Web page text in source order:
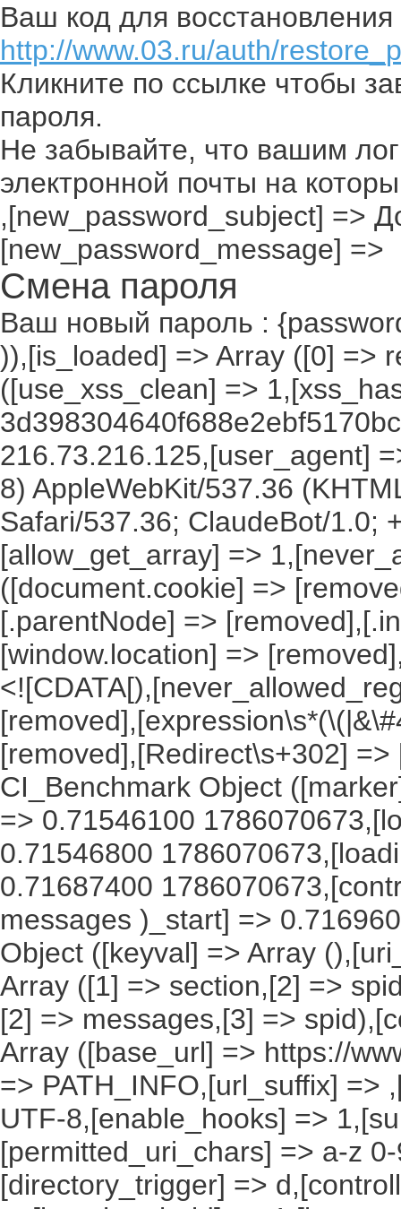
Ваш код для восстановления
http://www.03.ru/auth/
Кликните по ссылке чтобы
пароля.
Не забывайте, что вашим
электронной почты на
,[new_password_subject] =>
[new_password_message] =>
Смена пароля
Ваш новый пароль :
)),[is_loaded] => Array ([0] =>
([use_xss_clean] =>
216.73.216.125,[user_agent]
8) AppleWebKit/537.36
Safari/537.36; ClaudeBot/1.0;
[allow_get_array] =>
([document.cookie] =>
[.parentNode] =>
[window.location] =>
[removed],[Redirect\s+302]
CI_Benchmark Object
=> 0.71546100
0.71546800
0.71687400
messages )_start] =>
Object ([keyval] => Array
Array ([1] => section,[2] =>
[2] => messages,[3] =>
Array ([base_url] => https://
=> PATH_INFO,[url_suffix] =>
UTF-8,[enable_hooks] =>
[permitted_uri_chars] => a-z
[directory_trigger] =>